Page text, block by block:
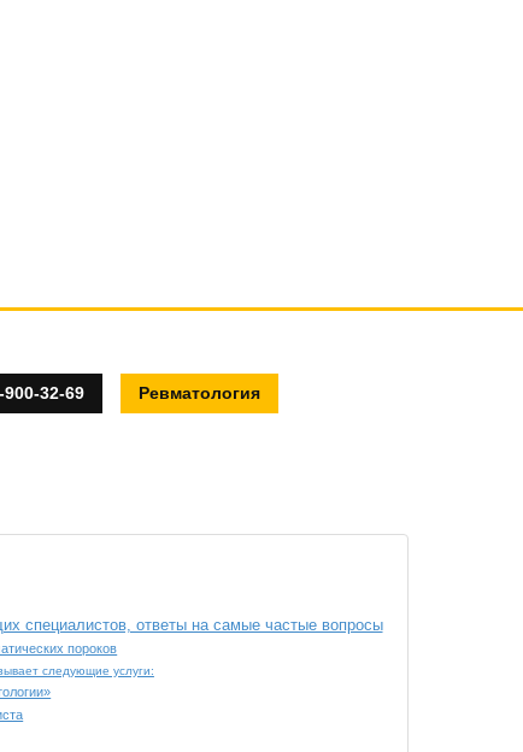
32-69 Ревматология
специалистов, ответы на самые частые вопросы
пороков
следующие услуги: